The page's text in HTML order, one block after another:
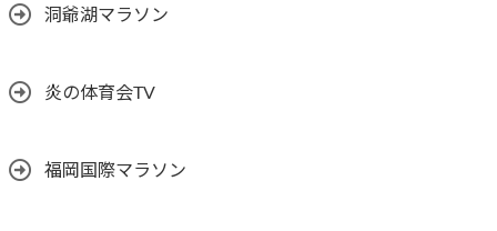
洞爺湖マラソン
炎の体育会TV
福岡国際マラソン